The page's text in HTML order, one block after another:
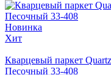
Новинка
Хит
Кварцевый паркет
Песочный 33-408